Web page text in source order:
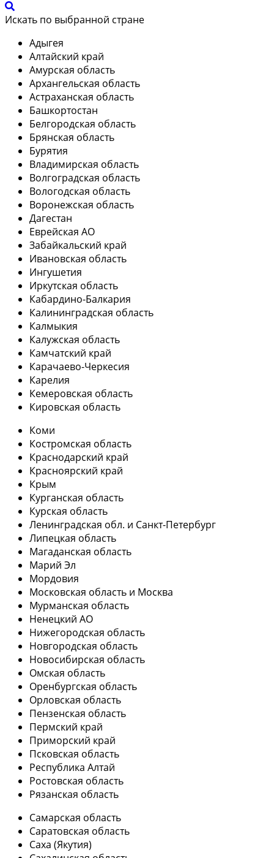
Искать по выбранной стране
Адыгея
Алтайский край
Амурская область
Архангельская область
Астраханская область
Башкортостан
Белгородская область
Брянская область
Бурятия
Владимирская область
Волгоградская область
Вологодская область
Воронежская область
Дагестан
Еврейская АО
Забайкальский край
Ивановская область
Ингушетия
Иркутская область
Кабардино-Балкария
Калининградская область
Калмыкия
Калужская область
Камчатский край
Карачаево-Черкесия
Карелия
Кемеровская область
Кировская область
Коми
Костромская область
Краснодарский край
Красноярский край
Крым
Курганская область
Курская область
Ленинградская обл. и Санкт-Петербург
Липецкая область
Магаданская область
Марий Эл
Мордовия
Московская область и Москва
Мурманская область
Ненецкий АО
Нижегородская область
Новгородская область
Новосибирская область
Омская область
Оренбургская область
Орловская область
Пензенская область
Пермский край
Приморский край
Псковская область
Республика Алтай
Ростовская область
Рязанская область
Самарская область
Саратовская область
Саха (Якутия)